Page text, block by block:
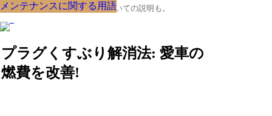
クルマの大辞典、購入･売却についての説明も。
プラグくすぶり解消法: 愛車の
燃費を改善!
メンテナンスに関する用語
メンテナンスに関する用語
メンテナンスに関する用語
メンテナンスに関する用語
メンテナンスに関する用語
メンテナンスに関する用語
メンテナンスに関する用語
メンテナンスに関する用語
メンテナンスに関する用語